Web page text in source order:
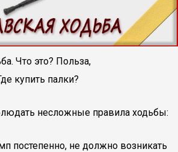
Что это? Польза,
купить палки?
несложные правила ходьбы:
постепенно, не должно возникать